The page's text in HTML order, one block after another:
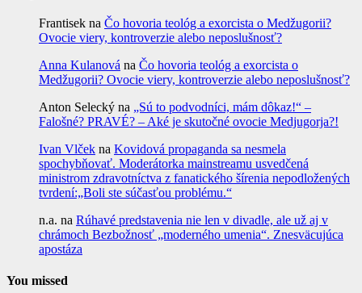
Frantisek na Čo hovoria teológ a exorcista o Medžugorii?
Ovocie viery, kontroverzie alebo neposlušnosť?
Anna Kulanová na Čo hovoria teológ a exorcista o
Medžugorii? Ovocie viery, kontroverzie alebo neposlušnosť?
Anton Selecký na „Sú to podvodníci, mám dôkaz!“ –
Falošné? PRAVÉ? – Aké je skutočné ovocie Medjugorja?!
Ivan Vlček na Kovidová propaganda sa nesmela
spochybňovať. Moderátorka mainstreamu usvedčená
ministrom zdravotníctva z fanatického šírenia nepodložených
tvrdení:„Boli ste súčasťou problému.“
n.a. na Rúhavé predstavenia nie len v divadle, ale už aj v
chrámoch Bezbožnosť „moderného umenia“. Znesväcujúca
apostáza
You missed